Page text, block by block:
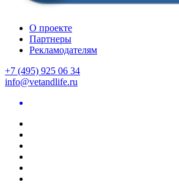
О проекте
Партнеры
Рекламодателям
+7 (495) 925 06 34
info@vetandlife.ru